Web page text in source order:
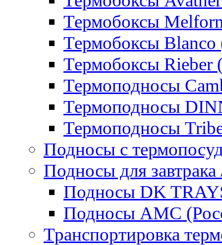
Термобоксы
Термобоксы Blanco
Термобоксы Rieber
Термоподносы
Термоподносы
Термоподносы
Подносы с
Подносы для завтрака
Подносы DK
Подносы AMC
Транспортировка